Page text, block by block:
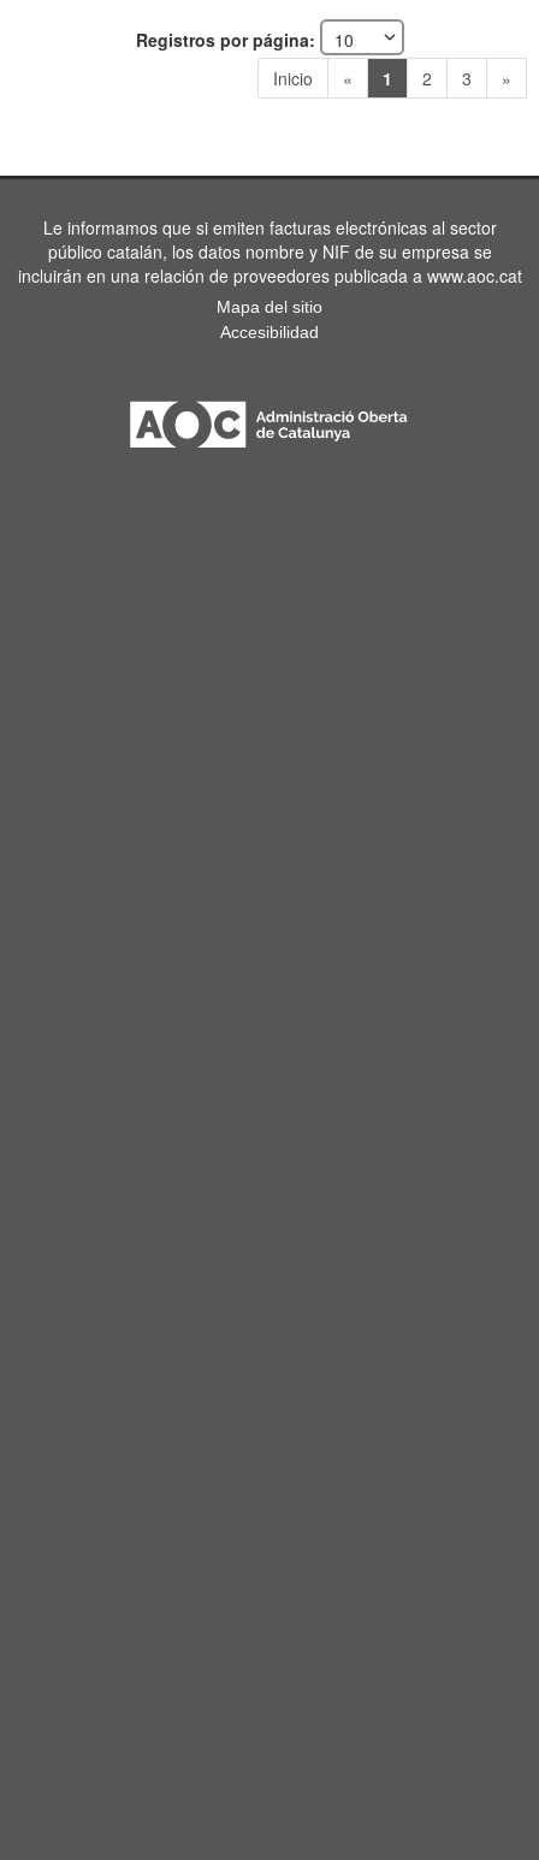
Registros por página:
Inicio
« 1 2 3 »
Le informamos que si emiten facturas electrónicas al sector
público catalán, los datos nombre y NIF de su empresa se
incluirán en una relación de proveedores publicada a www.aoc.cat
Mapa del sitio
Accesibilidad